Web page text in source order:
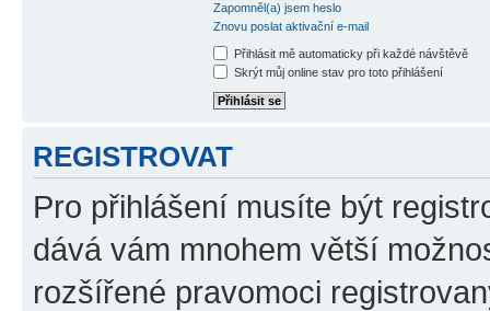
Zapomněl(a) jsem heslo
Znovu poslat aktivační e-mail
Přihlásit mě automaticky při každé návštěvě
Skrýt můj online stav pro toto přihlášení
REGISTROVAT
Pro přihlášení musíte být
dává vám mnohem větší
rozšířené pravomoci